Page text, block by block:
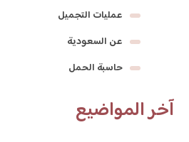
عمليات التجميل
عن السعودية
حاسبة الحمل
آخر المواضيع